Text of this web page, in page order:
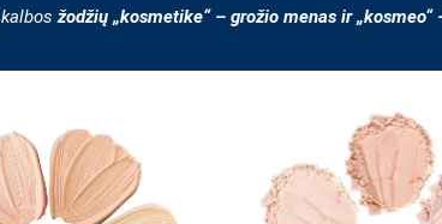
kalbos žodžių „kosmetike“ – grožio menas ir „kosmeo“